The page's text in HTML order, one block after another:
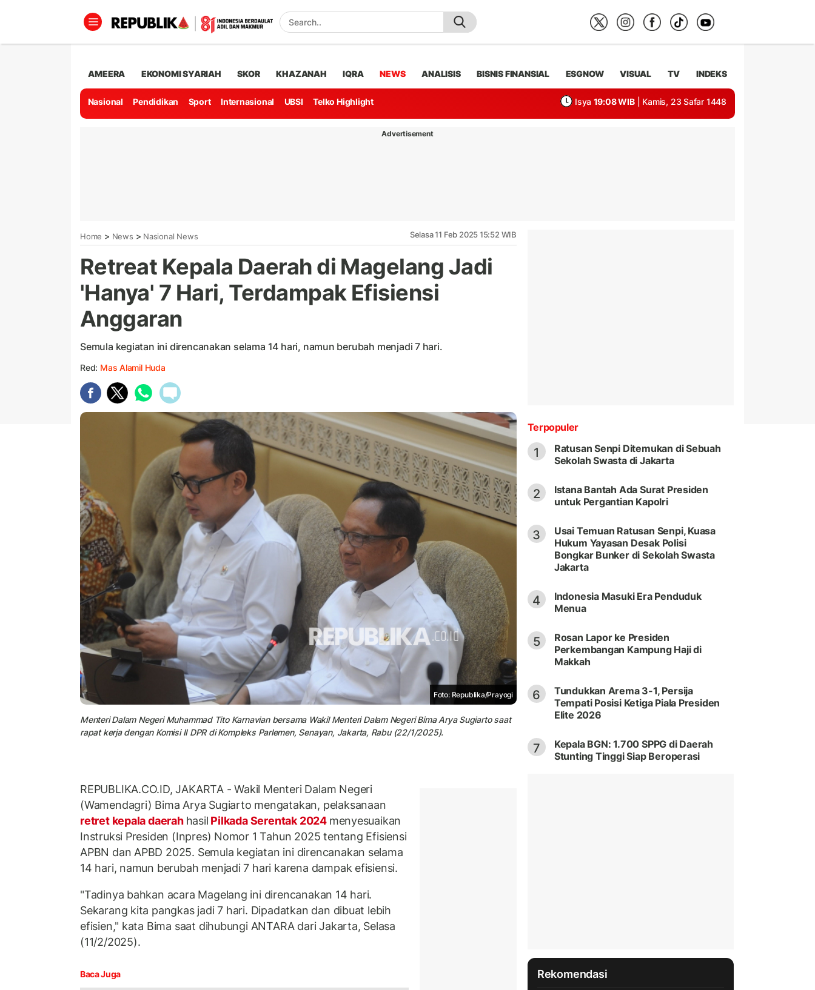
AMEERA EKONOMI SYARIAH SKOR KHAZANAH IQRA NEWS ANALISIS BISNIS FINANSIAL ESGNOW VISUAL TV INDEKS
Nasional Pendidikan Sport Internasional UBSI Telko Highlight Isya 19:08 WIB | Kamis, 23 Safar 1448
Advertisement
Home > News > Nasional News Selasa 11 Feb 2025 15:52 WIB
Retreat Kepala Daerah di Magelang Jadi
'Hanya' 7 Hari, Terdampak Efisiensi
Anggaran
Semula kegiatan ini direncanakan selama 14 hari, namun berubah menjadi 7 hari.
Red: Mas Alamil Huda
Foto: Republika/Prayogi
Menteri Dalam Negeri Muhammad Tito Karnavian bersama Wakil Menteri Dalam Negeri Bima Arya Sugiarto saat
rapat kerja dengan Komisi II DPR di Kompleks Parlemen, Senayan, Jakarta, Rabu (22/1/2025).
REPUBLIKA.CO.ID, JAKARTA - Wakil Menteri Dalam Negeri
(Wamendagri) Bima Arya Sugiarto mengatakan, pelaksanaan
retret kepala daerah hasil Pilkada Serentak 2024 menyesuaikan
Instruksi Presiden (Inpres) Nomor 1 Tahun 2025 tentang Efisiensi
APBN dan APBD 2025. Semula kegiatan ini direncanakan selama
14 hari, namun berubah menjadi 7 hari karena dampak efisiensi.
"Tadinya bahkan acara Magelang ini direncanakan 14 hari.
Sekarang kita pangkas jadi 7 hari. Dipadatkan dan dibuat lebih
efisien," kata Bima saat dihubungi ANTARA dari Jakarta, Selasa
(11/2/2025).
Baca Juga
Terpopuler
1
Ratusan Senpi Ditemukan di Sebuah
Sekolah Swasta di Jakarta
2
Istana Bantah Ada Surat Presiden
untuk Pergantian Kapolri
3
Usai Temuan Ratusan Senpi, Kuasa
Hukum Yayasan Desak Polisi
Bongkar Bunker di Sekolah Swasta
Jakarta
4
Indonesia Masuki Era Penduduk
Menua
5
Rosan Lapor ke Presiden
Perkembangan Kampung Haji di
Makkah
6
Tundukkan Arema 3-1, Persija
Tempati Posisi Ketiga Piala Presiden
Elite 2026
7
Kepala BGN: 1.700 SPPG di Daerah
Stunting Tinggi Siap Beroperasi
Rekomendasi